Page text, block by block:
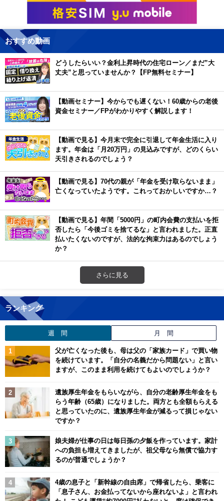
おすすめ動画
どうしたらいい？金利上昇時代の住宅ローン／まだ”大
丈夫”と思っていませんか？【FP無料セミナー】
【動画セミナー】今からでも遅くない！60歳からの老後
資金セミナー／FPがわかりやすく解説します！
【動画で見る】今月末で完全に引退して年金生活に入り
ます。年金は「月20万円」の見込みですが、どのくらい
天引きされるのでしょう？
【動画で見る】70代の親が「年金を受け取らないまま」
亡くなっていたようです。これっておかしいですか…？
【動画で見る】年間「5000円」の町内会費の支払いを拒
否したら「今後ゴミを捨てるな」と言われました。正直
払いたくないのですが、法的な拘束力はあるのでしょう
か？
さらに見る
ランキング
週 間 月 間
父が亡くなった後も、母は父の「家族カード」で買い物
を続けています。「自分の名義だから問題ない」と言い
ますが、このまま利用を続けてもよいのでしょうか？
遺族厚生年金をもらいながら、自分の老齢厚生年金をも
らう年齢（65歳）になりました。両方とも全額もらえる
と思っていたのに、遺族厚生年金が減るって損じゃない
ですか？
娘夫婦が仕事の日は毎日孫の夕飯を作っています。家計
への負担も増えてきましたが、祖父母なら無償で協力す
るのが普通でしょうか？
4歳の息子と「新幹線の自由席」で帰省したら、乗客に
「息子さん、お金払ってないから座れないよ」と言われ